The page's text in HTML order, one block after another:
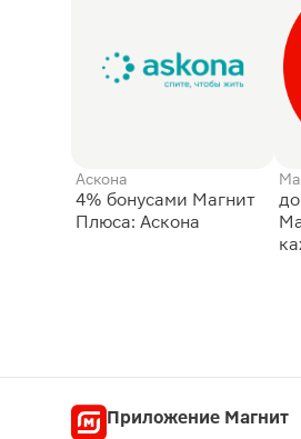
Аскона
4% бонусами Магнит
Плюса: Аскона
Приложение Магнит